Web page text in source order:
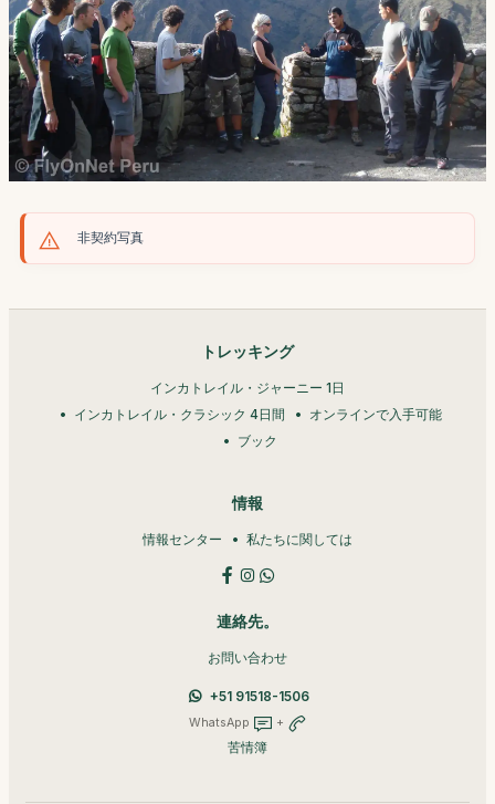
非契約写真
トレッキング
インカトレイル・ジャーニー 1日
インカトレイル・クラシック 4日間
オンラインで入手可能
ブック
情報
情報センター 私たちに関しては
連絡先。
お問い合わせ
+51 91518-1506
WhatsApp +
苦情簿